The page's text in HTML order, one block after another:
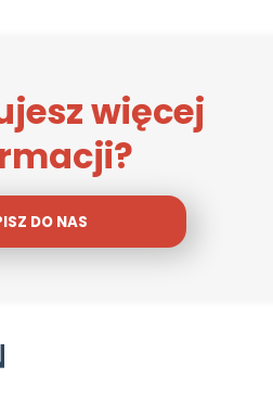
więcej
DO NAS